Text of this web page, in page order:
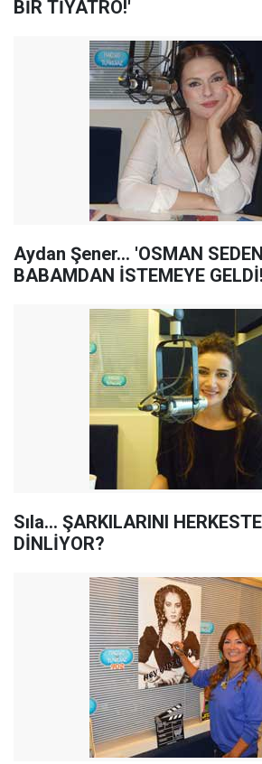
BİR TİYATRO!'
Aydan Şener... 'OSMAN
BABAMDAN İSTEMEYE
Sıla... ŞARKILARINI
DİNLİYOR?